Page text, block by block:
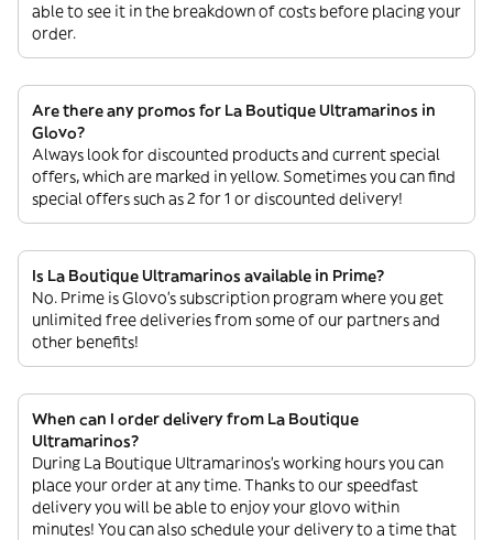
able to see it in the breakdown of costs before placing your
order.
Are there any promos for La Boutique Ultramarinos in
Glovo?
Always look for discounted products and current special
offers, which are marked in yellow. Sometimes you can find
special offers such as 2 for 1 or discounted delivery!
Is La Boutique Ultramarinos available in Prime?
No. Prime is Glovo’s subscription program where you get
unlimited free deliveries from some of our partners and
other benefits!
When can I order delivery from La Boutique
Ultramarinos?
During La Boutique Ultramarinos’s working hours you can
place your order at any time. Thanks to our speedfast
delivery you will be able to enjoy your glovo within
minutes! You can also schedule your delivery to a time that